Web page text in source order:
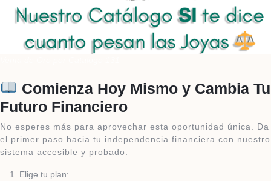
Comienza Hoy Mismo y Cambia Tu
Futuro Financiero
No esperes más para aprovechar esta oportunidad única. Da
el primer paso hacia tu independencia financiera con nuestro
sistema accesible y probado.
Elige tu plan: